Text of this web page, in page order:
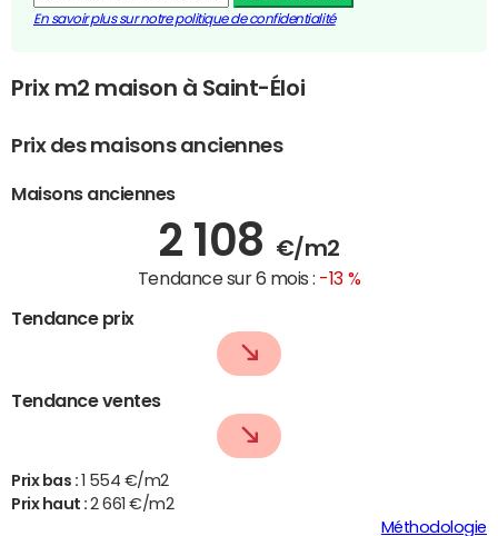
En savoir plus sur notre politique de confidentialité
Prix m2 maison à Saint-Éloi
Prix des maisons anciennes
Maisons anciennes
2 108 €/m2
Tendance sur 6 mois : -13 %
Tendance prix
Tendance ventes
Prix bas : 1 554 €/m2
Prix haut :2 661 €/m2
Méthodologie